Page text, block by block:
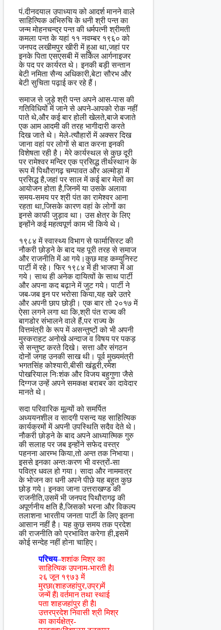
पं.दीनदयाल उपाध्याय को आदर्श मानने वाले
साहित्यिक अभिरुचि के धनी श्री पन्त का
जन्म मोहनचन्द्र पन्त की धर्मपत्नी श्रीमती
कमला पन्त के यहां ११ नवम्बर १९६० को
जनपद लखीमपुर खीरी में हुआ था,जहां पर
इनके पिता एसएसबी में सर्किल आर्गनाइजर
के पद पर कार्यरत थे। इनकी बड़ी सन्तान
बेटी नमिता सैन्य अधिकारी,बेटा सौरभ और
बेटी सुचिता पढ़ाई कर रहे हैं।
समाज से जुड़े श्री पन्त अपने आस-पास की
गतिविधियों में जाने से अपने-आपको रोक नहीं
पाते थे,और कई बार होली खेलते,बाजे बजाते
एक आम आदमी की तरह भागीदारी करते
दिख जाते थे। मेले-त्यौहारों में अक्सर दिख
जाना वहां पर लोगों से बात करना इनकी
विशेषता रही है। मेरे कार्यस्थल से कुछ दूरी
पर रामेश्वर मन्दिर एक प्रसिद्ध तीर्थस्थान के
रूप में पिथौरागढ़ चम्पावत और अल्मोड़ा में
प्रसिद्ध है,जहां पर साल में कई बार मेलों का
आयोजन होता है,जिनमें या उसके अलावा
समय-समय पर श्री पंत का रामेश्वर आना
रहता था,जिसके कारण वहां के लोगों का
इनसे काफी जुड़ाव था। उस क्षेत्र के लिए
इन्होंने कई महत्वपूर्ण काम भी किये थे।
१९८४ में स्वास्थ्य विभाग से फार्मासिस्ट की
नौकरी छोड़ने के बाद यह पूरी तरह से समाज
और राजनीति में आ गये।कुछ माह कम्युनिस्ट
पार्टी में रहे। फिर १९८४ में ही भाजपा में आ
गये। साथ ही अनेक दायित्वों के साथ पार्टी
और अपना कद बढ़ाने में जुट गये। पार्टी ने
जब-जब इन पर भरोसा किया,यह खरे उतरे
और अपनी छाप छोड़ी। एक बार तो २०१७ में
ऐसा लगने लगा था कि,श्री पंत राज्य की
बागडोर संभालने वाले हैं,पर राज्य के
वित्तमंत्री के रूप में असन्तुष्टों को भी अपनी
मुस्कराहट अनोखे अन्दाज व विषय पर पकड़
से सन्तुष्ट करते दिखे। सत्ता और संगठन
दोनों जगह उनकी साख थी। पूर्व मुख्यमंत्री
भगतसिंह कोश्यारी,बीसी खंडूरी,रमेश
पोखरियाल निःशंक और विजय बहुगुणा जैसे
दिग्गज उन्हें अपने समकक्ष बराबर का दावेदार
मानते थे।
सदा परिवारिक मूल्यों को समर्पित
अध्ययनशील व सादगी पसन्द यह साहित्यिक
कार्यक्रमों में अपनी उपस्थिति सदैव देते थे।
नौकरी छोड़ने के बाद अपने आध्यात्मिक गुरु
की सलाह पर जब इन्होंने सफेद वस्त्र
पहनना आरम्भ किया,तो अन्त तक निभाया।
इससे इनका अन्तःकरण भी वस्त्रों-सा
पवित्र धवल हो गया। सादा और नाममात्र
के भोजन का धनी अपने पीछे यह बहुत कुछ
छोड़ गये। इनका जाना उत्तराखण्ड की
राजनीति,उसमें भी जनपद पिथौरागढ़ की
अपूर्णनीय क्षति है,जिसको भरना और विकल्प
तलाशना भारतीय जनता पार्टी के लिए इतना
आसान नहीं है। यह कुछ समय तक प्रदेश
की राजनीति को प्रभावित करेगा ही,इसमें
कोई सन्देह नहीं होना चाहिए।
परिचय–शशांक मिश्र का
साहित्यिक उपनाम-भारती हैl
२६ जून १९७३ में
मुरछा(शाहजहांपुर,उप्र)में
जन्में हैंl वर्तमान तथा स्थाई
पता शाहजहांपुर ही हैl
उत्तरप्रदेश निवासी श्री मिश्र
का कार्यक्षेत्र-